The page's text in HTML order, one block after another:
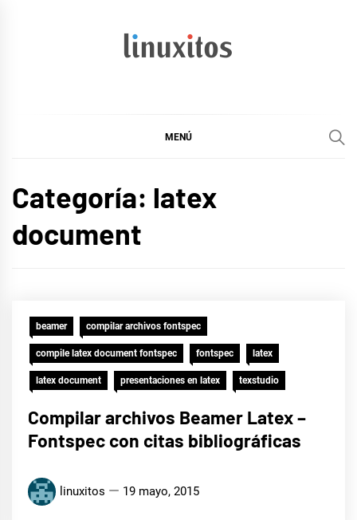
MENÚ
Categoría: latex
document
beamer compilar archivos fontspec
compile latex document fontspec fontspec latex
latex document presentaciones en latex texstudio
Compilar archivos Beamer Latex –
Fontspec con citas bibliográficas
linuxitos 19 mayo, 2015